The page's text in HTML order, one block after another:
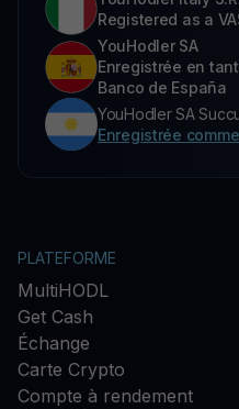
Registered as a
YouHodler SA
Enregistrée en
Banco de España
YouHodler SA
Enregistrée
PLATEFORME
MultiHODL
Get Cash
Échange
Carte Crypto
Compte à rendement